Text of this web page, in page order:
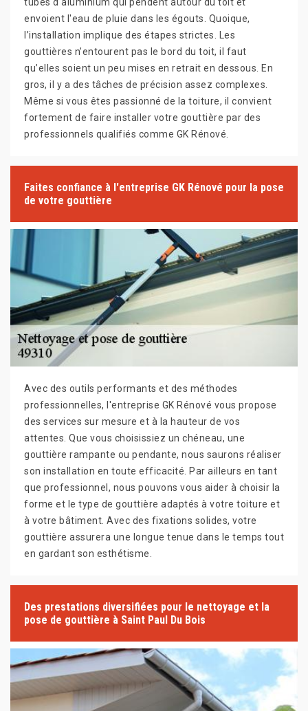
tubes d'aluminium qui pendent autour du toit et
envoient l'eau de pluie dans les égouts. Quoique,
l’installation implique des étapes strictes. Les
gouttières n’entourent pas le bord du toit, il faut
qu’elles soient un peu mises en retrait en dessous. En
gros, il y a des tâches de précision assez complexes.
Même si vous êtes passionné de la toiture, il convient
fortement de faire installer votre gouttière par des
professionnels qualifiés comme GK Rénové.
Faites confiance à l'entreprise GK Rénové pour la pose
de votre gouttière
Avec des outils performants et des méthodes
professionnelles, l'entreprise GK Rénové vous propose
des services sur mesure et à la hauteur de vos
attentes. Que vous choisissiez un chéneau, une
gouttière rampante ou pendante, nous saurons réaliser
son installation en toute efficacité. Par ailleurs en tant
que professionnel, nous pouvons vous aider à choisir la
forme et le type de gouttière adaptés à votre toiture et
à votre bâtiment. Avec des fixations solides, votre
gouttière assurera une longue tenue dans le temps tout
en gardant son esthétisme.
Des prestations diversifiées pour le nettoyage et la
pose de gouttière à Saint Paul Du Bois